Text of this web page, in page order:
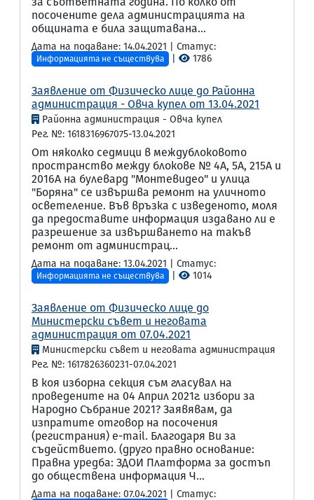
посочените дела администрацията на
общината е била защитавана...
Дата на подаване: 14.04.2021 | Статус:
Информацията не съществува 1786
Заявление от Физическо лице до Районна
администрация - Овча купел от 13.04.2021
Районна администрация - Овча купел
Рег. №: 1618316967075-13.04.2021
От няколко седмици в междублоковото
пространство между блокове № 4А, 5А, 215А и
2016А на булевард "Монтевидео" и улица
"Боряна" се извършва ремонт на уличното
осветеление. Във връзка с изведеното, моля
да предоставите информация издавано ли е
разрешение за извършването на такъв
ремонт от администрац...
Дата на подаване: 13.04.2021 | Статус:
Информацията не съществува 1014
Заявление от Физическо лице до
Министерски съвет и неговата
администрация от 07.04.2021
Министерски съвет и неговата администрация
Рег. №: 1617826360231-07.04.2021
В коя изборна секция съм гласувал на
проведените на 04 Април 2021г. избори за
Народно Събрание 2021? Заявявам, да
изпратите отговор на посочения
(регистрания) e-mail. Благодаря Ви за
съдействието. (друго правно основание:
Правна уредба: ЗДОИ Платформа за достъп
до обществена информация Ч...
Дата на подаване: 07.04.2021 | Статус: